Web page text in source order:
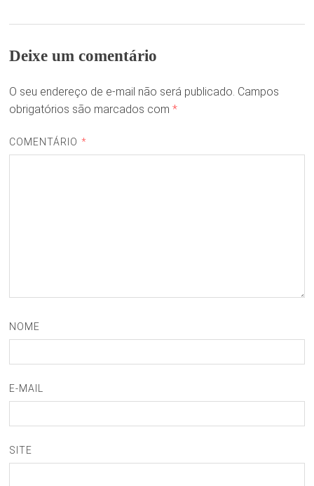
Deixe um comentário
O seu endereço de e-mail não será publicado. Campos
obrigatórios são marcados com *
COMENTÁRIO *
NOME
E-MAIL
SITE